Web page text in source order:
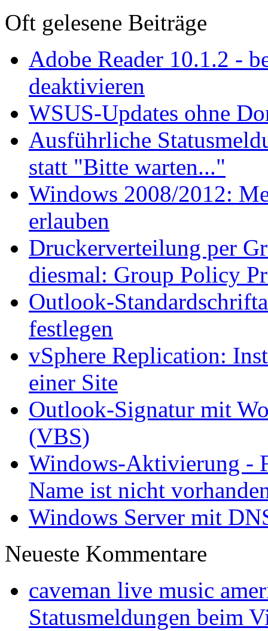
Oft gelesene Beiträge
Adobe Reader 10.1.2 -
deaktivieren
WSUS-Updates ohne
Ausführliche
statt "Bitte warten..."
Windows 2008/2012:
erlauben
Druckerverteilung per
diesmal: Group Policy
Outlook-
festlegen
vSphere Replication:
einer Site
Outlook-Signatur mit
(VBS)
Windows-Aktivierung -
Name ist nicht
Windows Server mit
Neueste Kommentare
caveman live music
Statusmeldungen beim